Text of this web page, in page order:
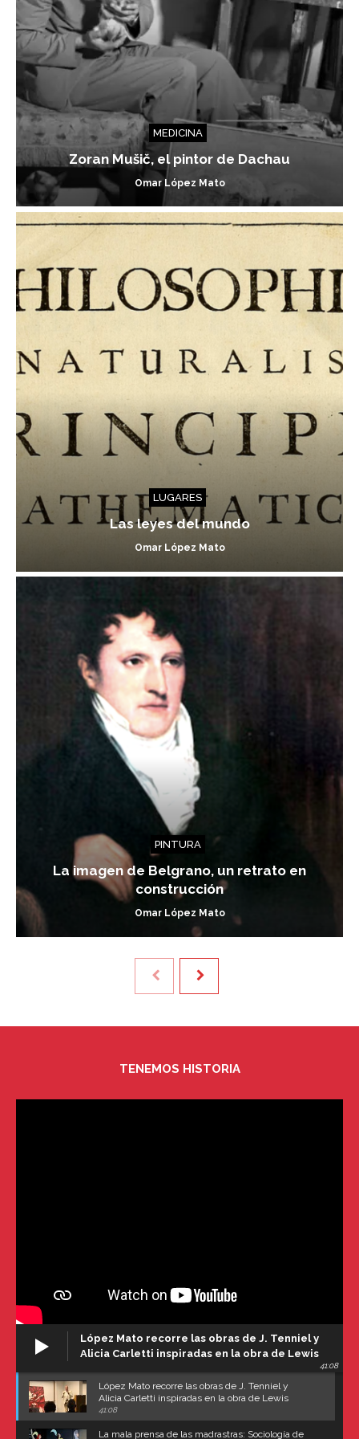
MEDICINA
Zoran Mušič, el pintor de Dachau
Omar López Mato
LUGARES
Las leyes del mundo
Omar López Mato
PINTURA
La imagen de Belgrano, un retrato en
construcción
Omar López Mato
TENEMOS HISTORIA
López Mato recorre las obras de J. Tenniel y
Alicia Carletti inspiradas en la obra de Lewis
41:08
López Mato recorre las obras de J. Tenniel y
Alicia Carletti inspiradas en la obra de Lewis
Carroll
41:08
La mala prensa de las madrastras: Sociología de